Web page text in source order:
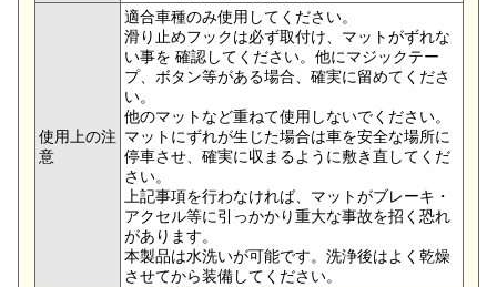
使用上の注
意
適合車種のみ使用してください。
滑り止めフックは必ず取付け、マットがずれな
い事を 確認してください。他にマジックテー
プ、ボタン等がある場合、確実に留めてくださ
い。
他のマットなど重ねて使用しないでください。
マットにずれが生じた場合は車を安全な場所に
停車させ、確実に収まるように敷き直してくだ
さい。
上記事項を行わなければ、マットがブレーキ・
アクセル等に引っかかり重大な事故を招く恐れ
があります。
本製品は水洗いが可能です。洗浄後はよく乾燥
させてから装備してください。